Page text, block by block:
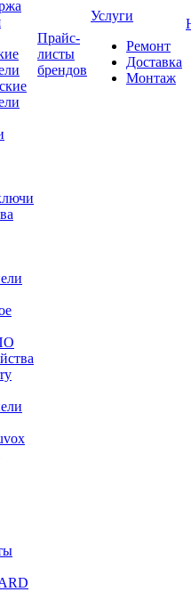
Прайс-
листы
брендов
Услуги
Ремонт
Доставка
Монтаж